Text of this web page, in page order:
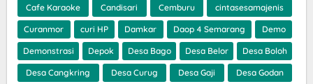
Cafe Karaoke Candisari Cemburu cintasesamajenis
Curanmor curi HP Damkar Daop 4 Semarang Demo
Demonstrasi Depok Desa Bago Desa Belor Desa Boloh
Desa Cangkring Desa Curug Desa Gaji Desa Godan